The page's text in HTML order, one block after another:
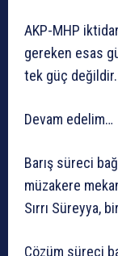
AKP-MHP
gereken esas
tek güç değildir.
Devam edelim…
Barış süreci
müzakere
Sırrı Süreyya,
Çözüm süreci